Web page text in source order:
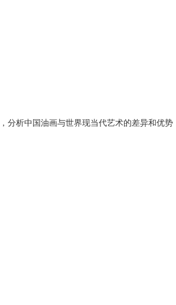
分析中国油画与世界现当代艺术的差异和优势